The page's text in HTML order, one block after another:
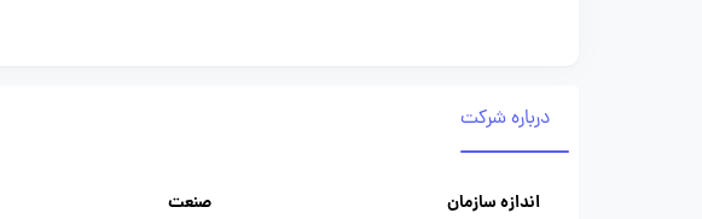
درباره شرکت
اندازه سازمان صنعت